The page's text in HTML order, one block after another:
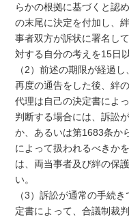
らかの根拠に基づくと認
の末尾に決定を付加し、
事者双方が訴状に署名し
対する自分の考えを15日
（2）前述の期限が経過
再度の通告をした後、絆
代理は自己の決定書によ
判断する場合には、訴訟
か、あるいは第1683条か
によって扱われるべきか
は、両当事者及び絆の保
い。
（3）訴訟が通常の手続
定書によって、合議制裁